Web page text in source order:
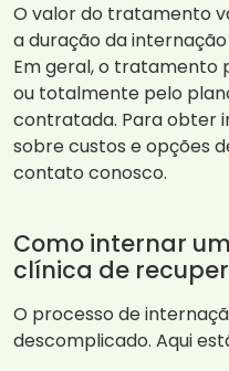
O valor do tratamento
a duração da
Em geral, o
ou totalmente pelo
contratada. Para obter
sobre custos e opções
contato conosco.
Como internar
clínica de
O processo de
descomplicado. Aqui